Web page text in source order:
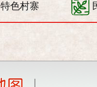
特色村寨